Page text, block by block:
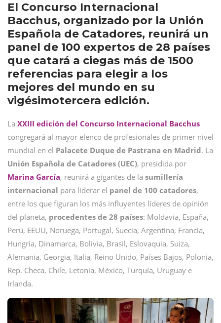
El Concurso Internacional
Bacchus, organizado por la Unión
Española de Catadores, reunirá un
panel de 100 expertos de 28 países
que catará a ciegas más de 1500
referencias para elegir a los
mejores del mundo en su
vigésimotercera edición.
La XXIII edición del Concurso Internacional Bacchus
congregará al mayor elenco de profesionales de primer nivel
mundial en el Palacete Duque de Pastrana en Madrid. La
Unión Española de Catadores (UEC), presidida por
Marina García, reunirá a gigantes de la sumillería
internacional para liderar el panel de 100 catadores,
entre los que figuran los más influyentes líderes de opinión
del planeta, procedentes de 28 países: Moldavia, España,
Perú, EEUU, Noruega, Portugal, Suecia, Argentina, Francia,
Hungria, Dinamarca, Bolivia, Brasil, Eslovaquia, Suiza,
Alemania, Georgia, Italia, Reino Unido, Países Bajos, Polonia,
Rep. Checa, Chile, Letonia, México, Turquía, Uruguay e
Irlanda.